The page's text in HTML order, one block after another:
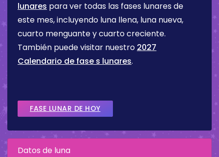
lunares para ver todas las fases lunares de
este mes, incluyendo luna llena, luna nueva,
cuarto menguante y cuarto creciente.
También puede visitar nuestro 2027
Calendario de fase s lunares.
FASE LUNAR DE HOY
Datos de luna